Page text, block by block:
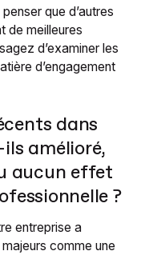
que d’autres
de meilleures
d’examiner les
d’engagement
dans
amélioré,
aucun effet
?
entreprise a
comme une